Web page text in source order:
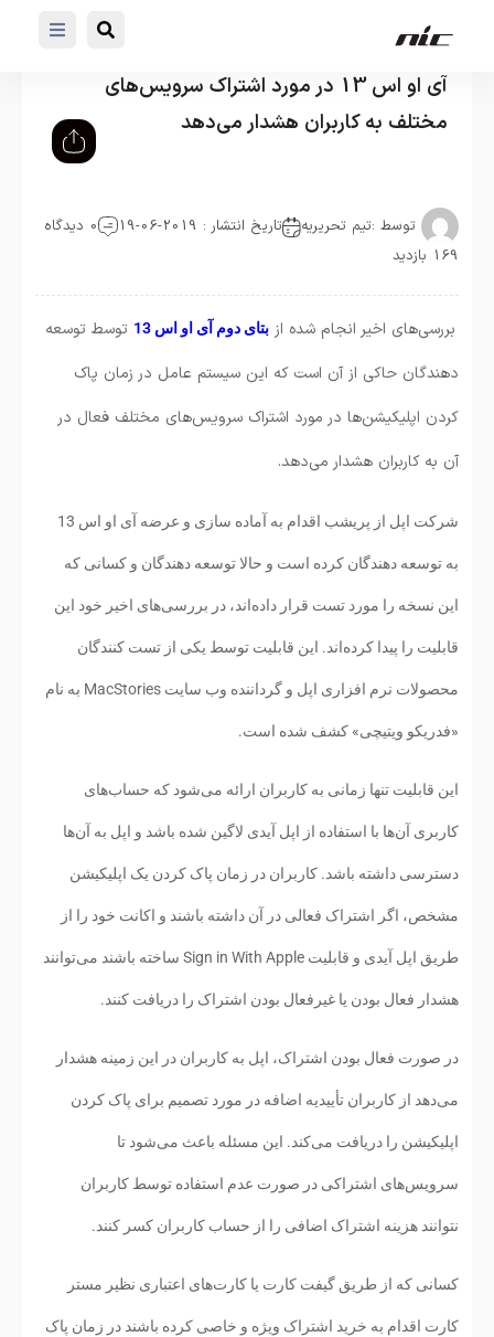
آی او اس 13 در مورد اشتراک سرویس‌های
مختلف به کاربران هشدار می‌دهد
توسط :تیم تحریریه تاریخ انتشار : 2019-06-19
0 دیدگاه
169 بازدید
بررسی‌های اخیر انجام شده از بتای دوم آی او اس 13
توسط توسعه
دهندگان حاکی از آن است که این سیستم عامل در زمان پاک
کردن اپلیکیشن‌ها در مورد اشتراک سرویس‌های مختلف فعال در
آن به کاربران هشدار می‌دهد.
شرکت اپل از پریشب اقدام به آماده سازی و عرضه آی او اس 13
به توسعه دهندگان کرده است و حالا توسعه دهندگان و کسانی که
این نسخه را مورد تست قرار داده‌اند، در بررسی‌های اخیر خود این
قابلیت را پیدا کرده‌اند. این قابلیت توسط یکی از تست کنندگان
محصولات نرم افزاری اپل و گرداننده وب سایت MacStories به نام
«فدریکو ویتیچی» کشف شده است.
این قابلیت تنها زمانی به کاربران ارائه می‌شود که حساب‌های
کاربری آن‌ها با استفاده از اپل آیدی لاگین شده باشد و اپل به آن‌ها
دسترسی داشته باشد. کاربران در زمان پاک کردن یک اپلیکیشن
مشخص، اگر اشتراک فعالی در آن داشته باشند و اکانت خود را از
طریق اپل آیدی و قابلیت Sign in With Apple ساخته باشند می‌توانند
هشدار فعال بودن یا غیرفعال بودن اشتراک را دریافت کنند.
در صورت فعال بودن اشتراک، اپل به کاربران در این زمینه هشدار
می‌دهد از کاربران تأییدیه اضافه در مورد تصمیم برای پاک کردن
اپلیکیشن را دریافت می‌کند. این مسئله باعث می‌شود تا
سرویس‌های اشتراکی در صورت عدم استفاده توسط کاربران
نتوانند هزینه اشتراک اضافی را از حساب کاربران کسر کنند.
کسانی که از طریق گیفت کارت یا کارت‌های اعتباری نظیر مستر
کارت اقدام به خرید اشتراک ویژه و خاصی کرده باشند در زمان پاک